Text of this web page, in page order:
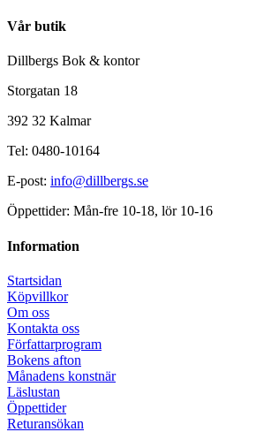
Vår butik
Dillbergs Bok & kontor
Storgatan 18
392 32 Kalmar
Tel: 0480-10164
E-post: info@dillbergs.se
Öppettider: Mån-fre 10-18, lör 10-16
Information
Startsidan
Köpvillkor
Om oss
Kontakta oss
Författarprogram
Bokens afton
Månadens konstnär
Läslustan
Öppettider
Returansökan